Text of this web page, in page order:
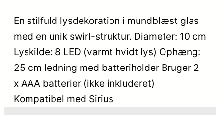
En stilfuld lysdekoration i mundblæst glas
med en unik swirl-struktur. Diameter: 10 cm
Lyskilde: 8 LED (varmt hvidt lys) Ophæng:
25 cm ledning med batteriholder Bruger 2
x AAA batterier (ikke inkluderet)
Kompatibel med Sirius